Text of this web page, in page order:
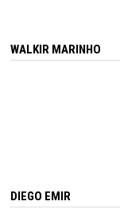
WALKIR MARINHO
DIEGO EMIR